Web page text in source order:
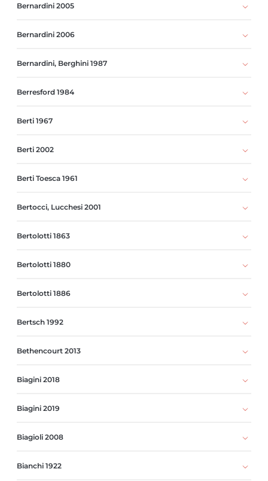
Bernardini 2005
Bernardini 2006
Bernardini, Berghini 1987
Berresford 1984
Berti 1967
Berti 2002
Berti Toesca 1961
Bertocci, Lucchesi 2001
Bertolotti 1863
Bertolotti 1880
Bertolotti 1886
Bertsch 1992
Bethencourt 2013
Biagini 2018
Biagini 2019
Biagioli 2008
Bianchi 1922